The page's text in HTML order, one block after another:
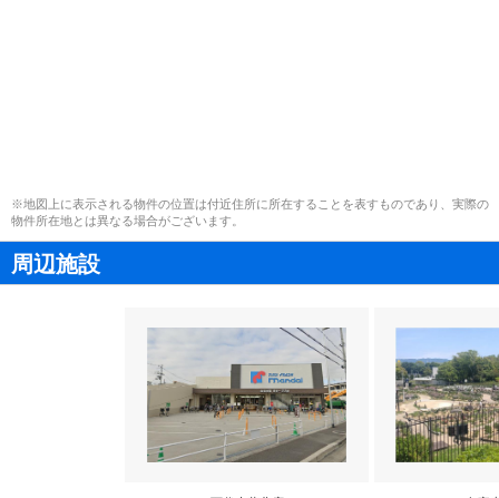
※地図上に表示される物件の位置は付近住所に所在することを表すものであり、実際の
物件所在地とは異なる場合がございます。
周辺施設